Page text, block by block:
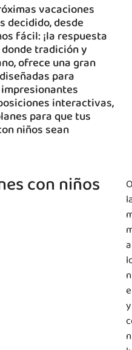
vacaciones
decidido, desde
fácil: ¡la respuesta
tradición y
ofrece una gran
para
interactivas,
para que tus
niños sean
con niños
a
y